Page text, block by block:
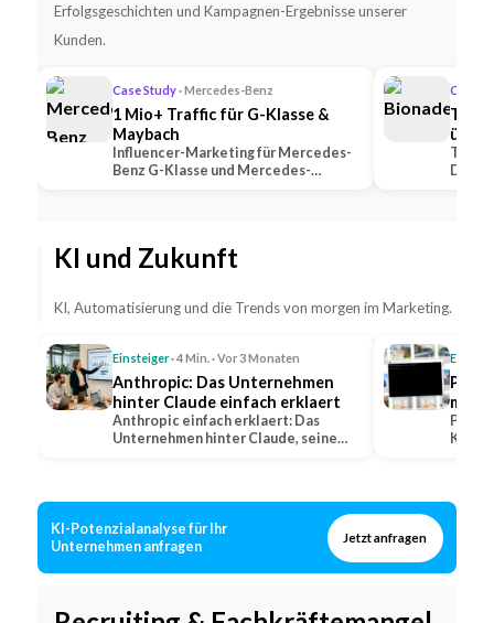
Erfolgsgeschichten und Kampagnen-Ergebnisse unserer
Kunden.
Case Study· Mercedes-Benz
1 Mio+ Traffic für G-Klasse &
Maybach
Influencer-Marketing für Mercedes-
Benz G-Klasse und Mercedes-
Case
KI und Zukunft
KI, Automatisierung und die Trends von morgen im Marketing.
Einsteiger· 4 Min. · Vor 3 Monaten
Anthropic: Das Unternehmen
hinter Claude einfach erklaert
Anthropic einfach erklaert: Das
Unternehmen hinter Claude, seine
mit
KI-
KI-Potenzialanalyse für Ihr
Unternehmen anfragen
Jetzt anfragen